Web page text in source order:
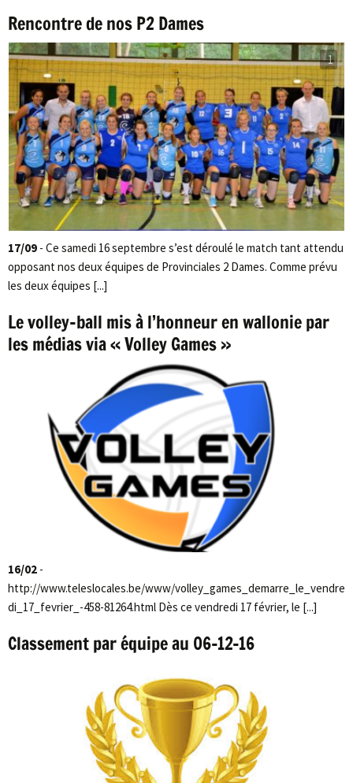
Rencontre de nos P2 Dames
1
17/09 - Ce samedi 16 septembre s’est déroulé le match tant attendu
opposant nos deux équipes de Provinciales 2 Dames. Comme prévu
les deux équipes [...]
Le volley-ball mis à l’honneur en wallonie par
les médias via « Volley Games »
16/02 -
http://www.teleslocales.be/www/volley_games_demarre_le_vendre
di_17_fevrier_-458-81264.html Dès ce vendredi 17 février, le [...]
Classement par équipe au 06-12-16